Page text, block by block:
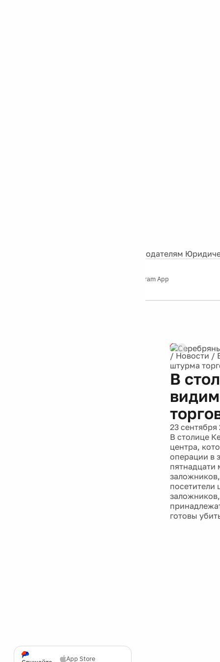
Рекламодателям
Telegram App
App Store
/ Новости /
штурма
В
23 сентября
В столице
центра,
операции в
посетители
готовы